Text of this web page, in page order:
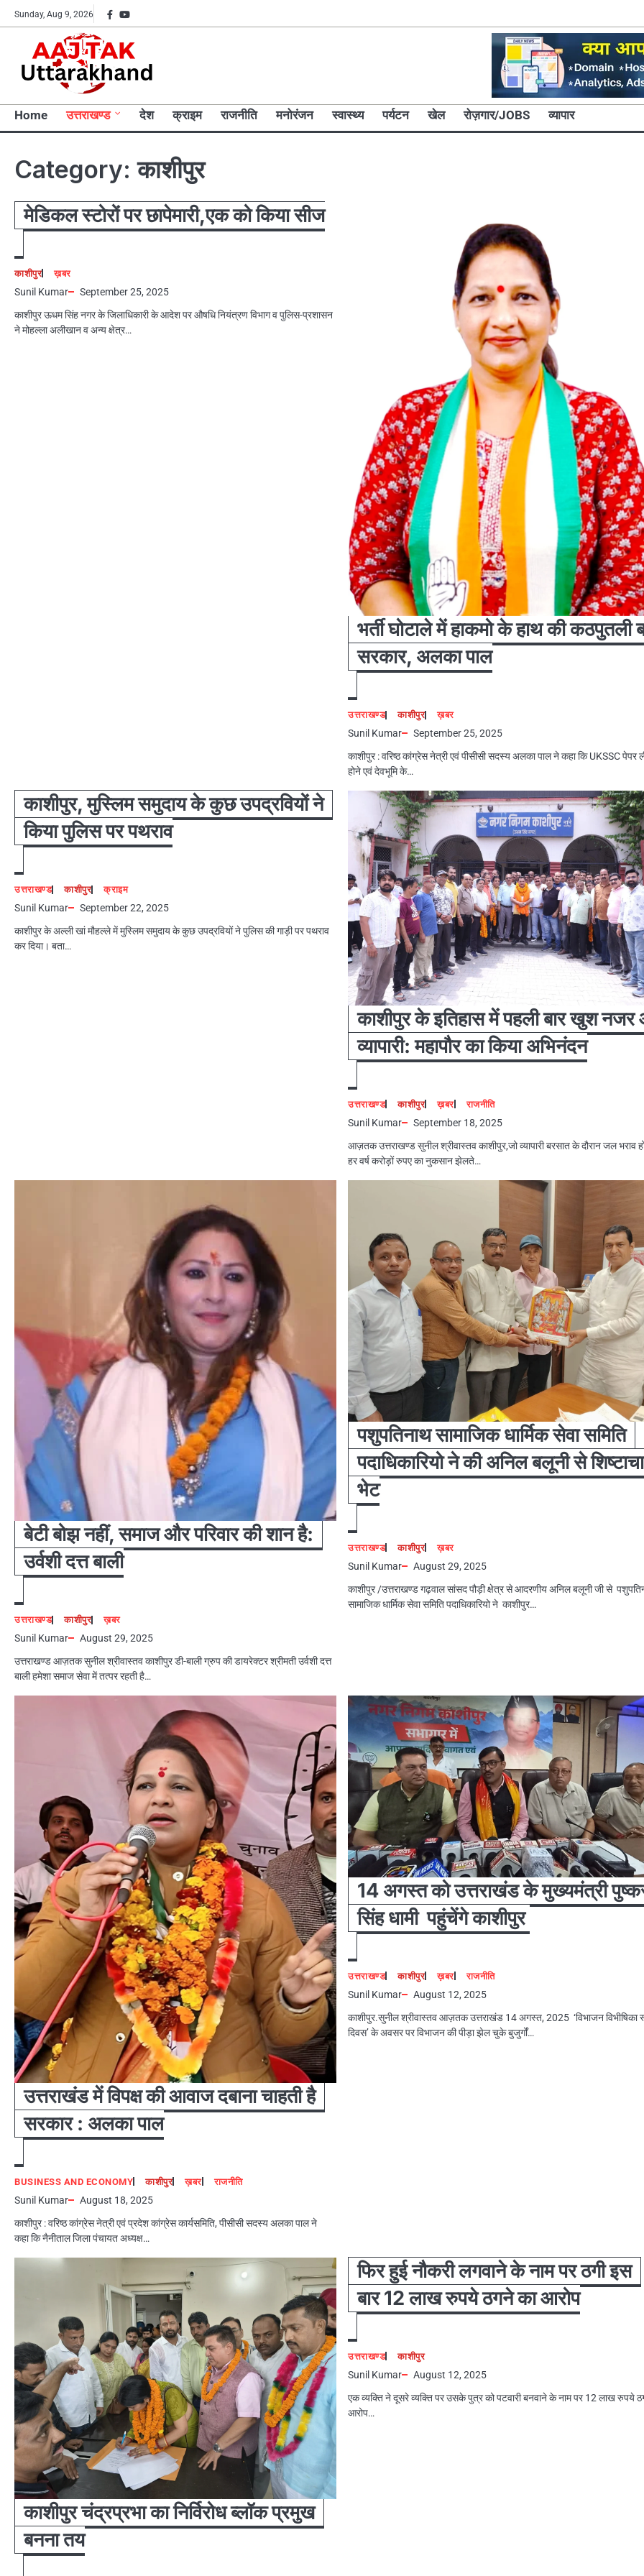
Skip
to
Sunday, Aug 9, 2026 Facebook
YouTube
Home उत्तराखण्ड देश क्राइम राजनीति मनोरंजन स्वास्थ्य पर्यटन खेल रोज़गार/JOBS व्यापार
Category:काशीपुर
मेडिकल स्टोरों पर छापेमारी,एक को किया सीज
काशीपुर ख़बर
Sunil Kumar
September 25, 2025
काशीपुर ऊधम सिंह नगर के जिलाधिकारी के आदेश पर औषधि नियंत्रण विभाग व पुलिस-प्रशासन
ने मोहल्ला अलीखान व अन्य क्षेत्र…
भर्ती घोटाले में हाकमो के हाथ की कठपुतली
सरकार, अलका पाल
उत्तराखण्ड काशीपुर ख़बर
Sunil Kumar
September 25, 2025
काशीपुर : वरिष्ठ कांग्रेस नेत्री एवं पीसीसी सदस्य अलका पाल ने कहा कि UKSSC पेपर
होने एवं देवभूमि के…
काशीपुर, मुस्लिम समुदाय के कुछ उपद्रवियों ने
किया पुलिस पर पथराव
उत्तराखण्ड काशीपुर क्राइम
Sunil Kumar
September 22, 2025
काशीपुर के अल्ली खां मौहल्ले में मुस्लिम समुदाय के कुछ उपद्रवियों ने पुलिस की गाड़ी पर पथराव
कर दिया। बता…
काशीपुर के इतिहास में पहली बार खुश
व्यापारी: महापौर का किया अभिनंदन
उत्तराखण्ड काशीपुर ख़बर राजनीति
Sunil Kumar
September 18, 2025
आज़तक उत्तराखण्ड सुनील श्रीवास्तव काशीपुर,जो व्यापारी बरसात के दौरान जल भराव
हर वर्ष करोड़ों रुपए का नुकसान झेलते…
बेटी बोझ नहीं, समाज और परिवार की शान है:
उर्वशी दत्त बाली
उत्तराखण्ड काशीपुर ख़बर
Sunil Kumar
August 29, 2025
उत्तराखण्ड आज़तक सुनील श्रीवास्तव काशीपुर डी-बाली ग्रुप की डायरेक्टर श्रीमती उर्वशी दत्त
बाली हमेशा समाज सेवा में तत्पर रहती है…
पशुपतिनाथ सामाजिक धार्मिक सेवा समिति
पदाधिकारियो ने की अनिल बलूनी से
भेट
उत्तराखण्ड काशीपुर ख़बर
Sunil Kumar
August 29, 2025
काशीपुर /उत्तराखण्ड गढ़वाल सांसद पौड़ी क्षेत्र से आदरणीय अनिल बलूनी जी से
सामाजिक धार्मिक सेवा समिति पदाधिकारियो ने काशीपुर…
उत्तराखंड में विपक्ष की आवाज दबाना चाहती है
सरकार : अलका पाल
BUSINESS AND ECONOMY काशीपुर ख़बर राजनीति
Sunil Kumar
August 18, 2025
काशीपुर : वरिष्ठ कांग्रेस नेत्री एवं प्रदेश कांग्रेस कार्यसमिति, पीसीसी सदस्य अलका पाल ने
कहा कि नैनीताल जिला पंचायत अध्यक्ष…
14 अगस्त को उत्तराखंड के मुख्यमंत्री
सिंह धामी ‌ पहुंचेंगे काशीपुर
उत्तराखण्ड काशीपुर ख़बर राजनीति
Sunil Kumar
August 12, 2025
काशीपुर.सुनील श्रीवास्तव आज़तक उत्तराखंड 14 अगस्त, 2025 ‘विभाजन विभीषिका
दिवस’ के अवसर पर विभाजन की पीड़ा झेल चुके बुजुर्गों…
काशीपुर चंद्रप्रभा का निर्विरोध ब्लॉक प्रमुख
बनना तय
फिर हुई नौकरी लगवाने के नाम पर ठगी इस
बार 12 लाख रुपये ठगने का आरोप
उत्तराखण्ड काशीपुर
Sunil Kumar
August 12, 2025
एक व्यक्ति ने दूसरे व्यक्ति पर उसके पुत्र को पटवारी बनवाने के नाम पर 12 लाख रुपये
आरोप…